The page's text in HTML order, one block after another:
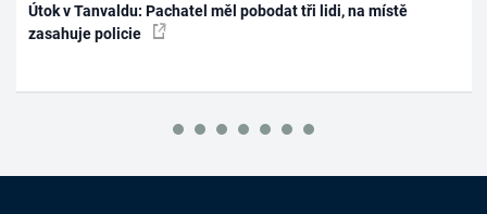
Útok v Tanvaldu: Pachatel měl pobodat tři lidi, na místě
zasahuje policie